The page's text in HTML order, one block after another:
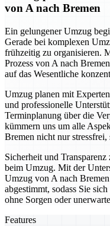
von A nach Bremen
Ein gelungener Umzug
Gerade bei komplexen
frühzeitig zu organisieren.
Prozess von A nach
auf das Wesentliche
Umzug planen mit
und professionelle
Terminplanung über die
kümmern uns um alle
Bremen nicht nur
Sicherheit und
beim Umzug. Mit der
Umzug von A nach
abgestimmt, sodass Sie
ohne Sorgen oder
Features